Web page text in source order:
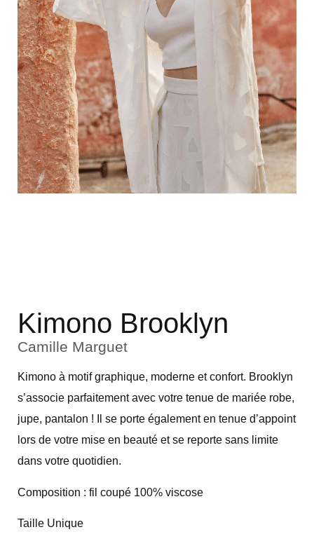
Kimono Brooklyn
Camille Marguet
Kimono à motif graphique, moderne et confort. Brooklyn
s’associe parfaitement avec votre tenue de mariée robe,
jupe, pantalon ! Il se porte également en tenue d’appoint
lors de votre mise en beauté et se reporte sans limite
dans votre quotidien.
Composition : fil coupé 100% viscose
Taille Unique